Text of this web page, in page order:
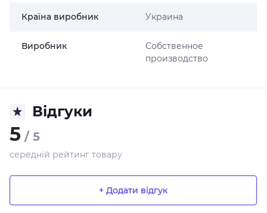
Країна виробник Украина
Виробник
Собственное
производство
Відгуки
5 / 5
середній рейтинг товару
+ Додати відгук